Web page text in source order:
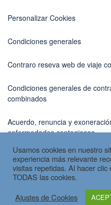
Personalizar Cookies
Condiciones generales
Contraro reseva web de viaje
Condiciones generales de
combinados
Acuerdo, renuncia y
enfermedades contagiosas
Spain
Usamos cookies en nuestro
experiencia más relevante
visitas repetidas. Al hacer
TODAS las cookies.
Ajustes de Cookies